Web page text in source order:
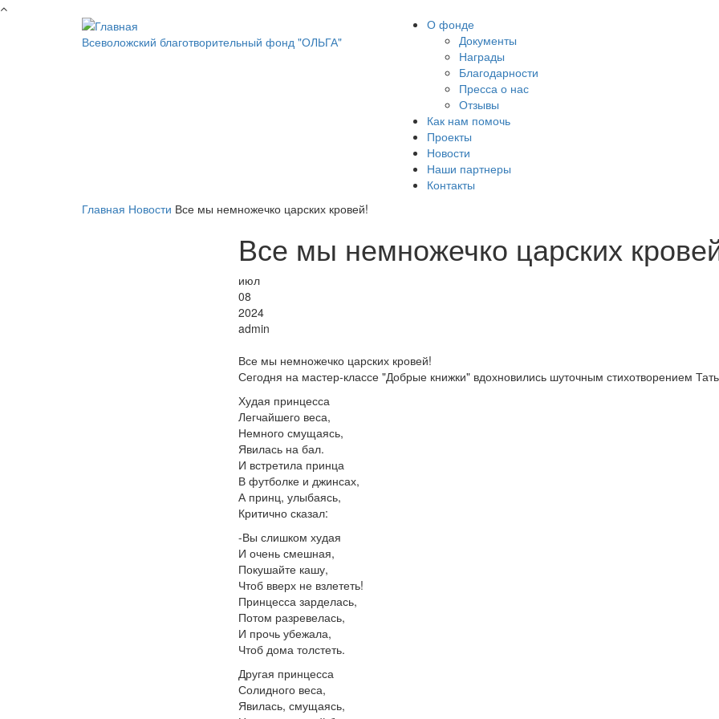
Перейти к основному содержанию
Всеволожский благотворительный фонд "ОЛЬГА"
О фонде
Документы
Награды
Благодарности
Пресса о нас
Отзывы
Как нам помочь
Проекты
Новости
Наши партнеры
Контакты
Главная Новости Все мы немножечко царских кровей!
Все мы немножечко царских
июл
08
2024
admin
Все мы немножечко царских кровей!
Сегодня на мастер-классе "Добрые книжки" вдохновились шуточным стихотворением
Худая принцесса
Легчайшего веса,
Немного смущаясь,
Явилась на бал.
И встретила принца
В футболке и джинсах,
А принц, улыбаясь,
Критично сказал:
-Вы слишком худая
И очень смешная,
Покушайте кашу,
Чтоб вверх не взлететь!
Принцесса зарделась,
Потом разревелась,
И прочь убежала,
Чтоб дома толстеть.
Другая принцесса
Солидного веса,
Явилась, смущаясь,